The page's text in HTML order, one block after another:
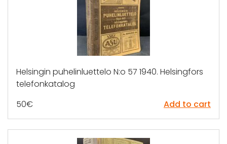
Helsingin puhelinluettelo N:o 57 1940. Helsingfors
telefonkatalog
50€ Add to cart